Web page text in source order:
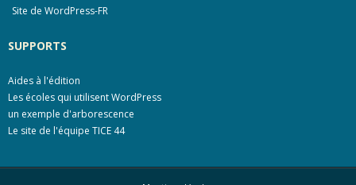
Site de WordPress-FR
SUPPORTS
Aides à l'édition
Les écoles qui utilisent WordPress
un exemple d'arborescence
Le site de l'équipe TICE 44